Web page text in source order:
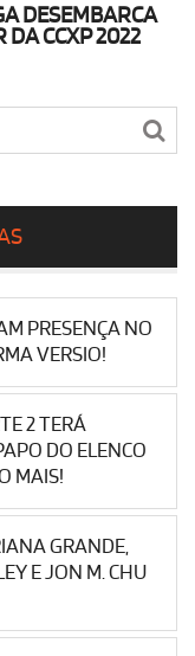
DESEMBARCA
DA CCXP 2022
PRESENÇA NO
VERSIO!
2 TERÁ
DO ELENCO
MAIS!
GRANDE,
E JON M. CHU